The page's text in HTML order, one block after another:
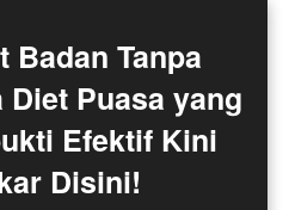
Diet Puasa yang
Efektif Kini
Disini!